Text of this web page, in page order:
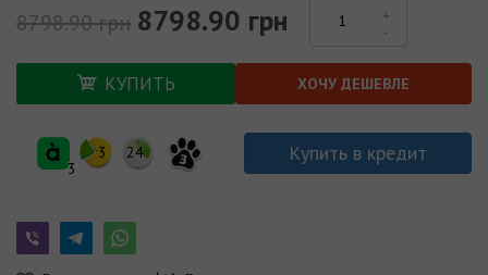
8798.90 грн 8798.90 грн
КУПИТЬ ХОЧУ ДЕШЕВЛЕ
3
3 24 3 Купить в кредит